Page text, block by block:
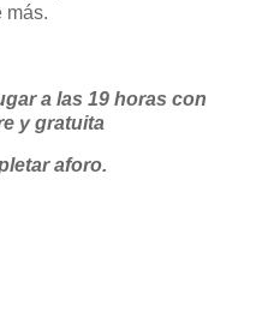
más.
a las 19 horas con
y gratuita
aforo.